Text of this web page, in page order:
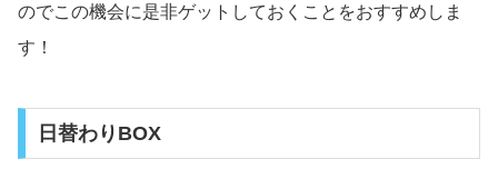
のでこの機会に是非ゲットしておくことをおすすめしま
す！
日替わりBOX